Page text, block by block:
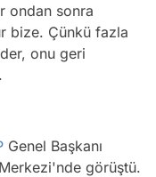
ondan sonra
bize. Çünkü fazla
onu geri
Genel Başkanı
görüştü.